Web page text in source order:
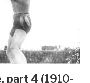
part 4 (1910-